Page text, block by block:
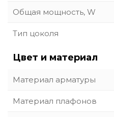
Общая мощность, W
Тип цоколя
Цвет и материал
Материал арматуры
Материал плафонов